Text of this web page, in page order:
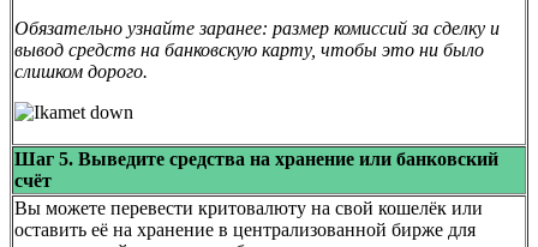
Обязательно узнайте заранее: размер комиссий за сделку и
вывод средств на банковскую карту, чтобы это ни было
слишком дорого.
Шаг 5. Выведите средства на хранение или банковский
счёт
Вы можете перевести критовалюту на свой кошелёк или
оставить её на хранение в централизованной бирже для